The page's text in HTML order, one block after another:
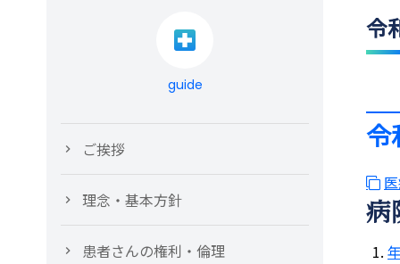
令
令
病
guide
ご挨拶
理念・基本方針
患者さんの権利・倫理